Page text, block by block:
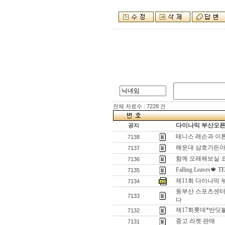
전체 자료수 : 7228 건
공지 다이나믹 부산오
7138 테니스 레슨과 이
7137 해운대 삼호가든
7136 함께 오래해보실
7135 Falling Leaves🍁
7134 제11회 다이나믹
7133
동부산 스포츠센
다
7132 제17회롯데*반딧
7131 중고 라켓 판매